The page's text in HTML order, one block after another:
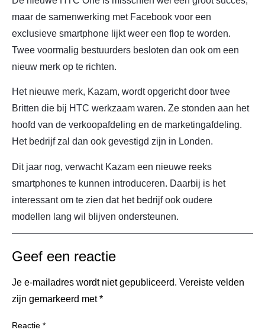
maar de samenwerking met Facebook voor een
exclusieve smartphone lijkt weer een flop te worden.
Twee voormalig bestuurders besloten dan ook om een
nieuw merk op te richten.
Het nieuwe merk, Kazam, wordt opgericht door twee
Britten die bij HTC werkzaam waren. Ze stonden aan het
hoofd van de verkoopafdeling en de marketingafdeling.
Het bedrijf zal dan ook gevestigd zijn in Londen.
Dit jaar nog, verwacht Kazam een nieuwe reeks
smartphones te kunnen introduceren. Daarbij is het
interessant om te zien dat het bedrijf ook oudere
modellen lang wil blijven ondersteunen.
Geef een reactie
Je e-mailadres wordt niet gepubliceerd. Vereiste velden
zijn gemarkeerd met*
Reactie *